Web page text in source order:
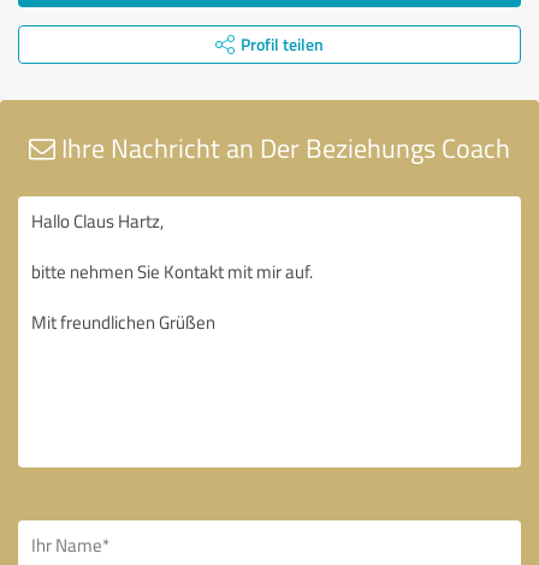
Profil teilen
Ihre Nachricht an Der Beziehungs Coach